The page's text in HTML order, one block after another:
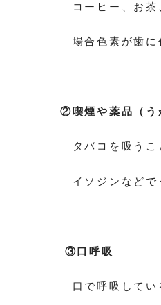
コーヒー、お茶
場合色素が歯に
②喫煙や薬品（う
タバコを吸うこ
イソジンなどで
③口呼吸
口で呼吸して